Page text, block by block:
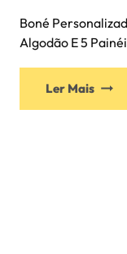
Boné
Algodão E 5
Ler Mais